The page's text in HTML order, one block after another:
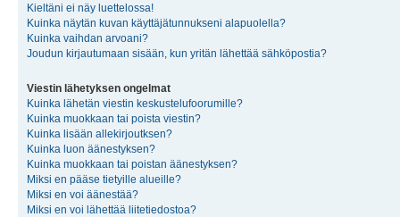
Kieltäni ei näy luettelossa!
Kuinka näytän kuvan käyttäjätunnukseni alapuolella?
Kuinka vaihdan arvoani?
Joudun kirjautumaan sisään, kun yritän lähettää sähköpostia?
Viestin lähetyksen ongelmat
Kuinka lähetän viestin keskustelufoorumille?
Kuinka muokkaan tai poista viestin?
Kuinka lisään allekirjoutksen?
Kuinka luon äänestyksen?
Kuinka muokkaan tai poistan äänestyksen?
Miksi en pääse tietyille alueille?
Miksi en voi äänestää?
Miksi en voi lähettää liitetiedostoa?